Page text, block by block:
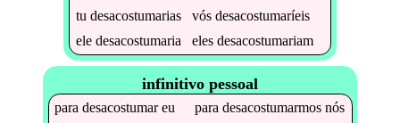
tu desacostumarias vós desacostumaríeis
ele desacostumaria eles desacostumariam
infinitivo pessoal
paradesacostumareu paradesacostumarmos nós